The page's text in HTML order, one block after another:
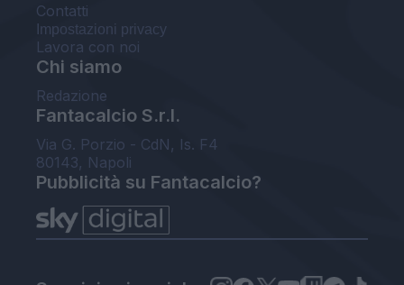
Contatti
Impostazioni privacy
Lavora con noi
Chi siamo
Redazione
Fantacalcio S.r.l.
Via G. Porzio - CdN, Is. F4
80143, Napoli
Pubblicità su Fantacalcio?